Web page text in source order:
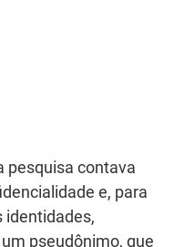
pesquisa contava
e, para
identidades,
pseudônimo, que